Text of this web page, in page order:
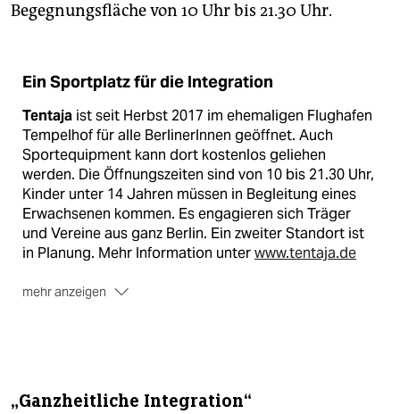
Begegnungsfläche von 10 Uhr bis 21.30 Uhr.
Ein Sportplatz für die Integration
Tentaja ist seit Herbst 2017 im ehemaligen Flughafen
Tempelhof für alle BerlinerInnen geöffnet. Auch
Sportequipment kann dort kostenlos geliehen
werden. Die Öffnungszeiten sind von 10 bis 21.30 Uhr,
Kinder unter 14 Jahren müssen in Begleitung eines
Erwachsenen kommen. Es engagieren sich Träger
und Vereine aus ganz Berlin. Ein zweiter Standort ist
in Planung. Mehr Information unterwww.tentaja.de
mehr anzeigen
wurde 2006 in Köln gegründet.
(asc)
„Ganzheitliche Integration“